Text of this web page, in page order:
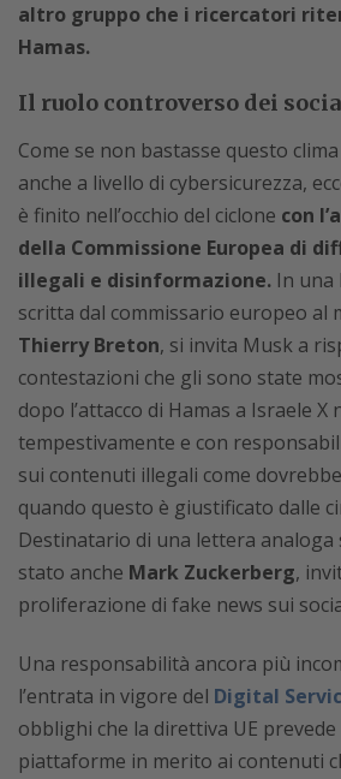
altro gruppo che i ricercatori
Hamas.
Il ruolo controverso dei
Come se non bastasse questo
anche a livello di cybersicurezza,
è finito nell’occhio del ciclone con
della Commissione Europea di
illegali e disinformazione. In una
scritta dal commissario europeo al
Thierry Breton, si invita Musk a
contestazioni che gli sono state
dopo l’attacco di Hamas a Israele
tempestivamente e con
sui contenuti illegali come
quando questo è giustificato dalle
Destinatario di una lettera analoga
stato anche Mark Zuckerberg,
proliferazione di fake news sui
Una responsabilità ancora più
l’entrata in vigore del Digital
obblighi che la direttiva UE
piattaforme in merito ai contenuti